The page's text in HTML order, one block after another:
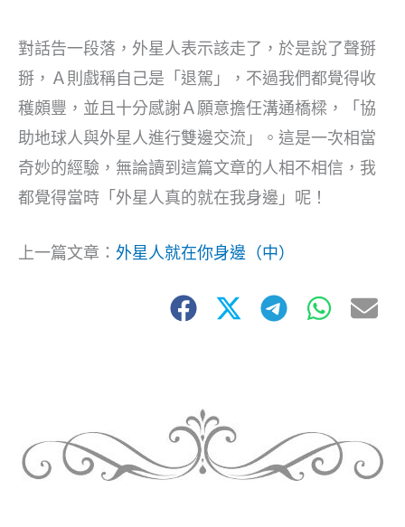
對話告一段落，外星人表示該走了，於是說了聲掰
掰，Ａ則戲稱自己是「退駕」，不過我們都覺得收
穫頗豐，並且十分感謝Ａ願意擔任溝通橋樑，「協
助地球人與外星人進行雙邊交流」。這是一次相當
奇妙的經驗，無論讀到這篇文章的人相不相信，我
都覺得當時「外星人真的就在我身邊」呢！
上一篇文章： 外星人就在你身邊（中）